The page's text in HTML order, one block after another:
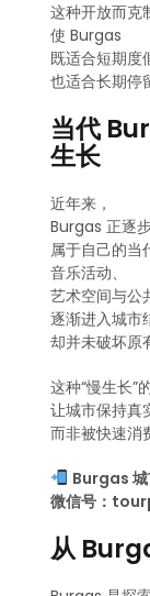
这种开放而克
使 Burgas
既适合短期度
也适合长期停
当代
生长
近年来，
Burgas 正逐
属于自己的当
音乐活动、
艺术空间与公
逐渐进入城市
却并未破坏原
这种“慢生长”
让城市保持真
而非被快速消
Burgas 城
微信号：
从